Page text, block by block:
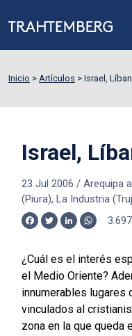
Inicio > Artículos > Israel,
Israel,
23 Jul 2006 / Arequipa
(Piura), La Industria
Facebook
TwitterLinkedInWhatsApp
3.697
¿Cuál es el interés
el Medio Oriente?
innumerables
vinculados al
zona en la que queda